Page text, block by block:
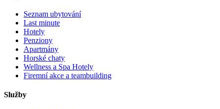
Seznam ubytování
Last minute
Hotely
Penziony
Apartmány
Horské chaty
Wellness a Spa Hotely
Firemní akce a teambuilding
Služby